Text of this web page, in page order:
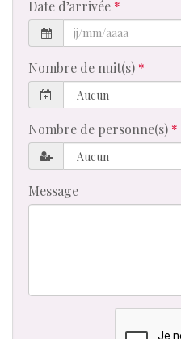
Date d’arrivée
Nombre de nuit(s)
Nombre de personne(s)
Message